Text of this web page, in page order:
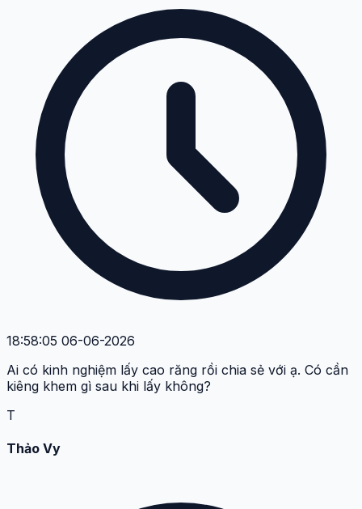
13:27:15 05-06-2026
Tốt nhất là đi lấy cao răng định kỳ đúng không mọi
người? Mình nghe nói để lâu dễ bị bệnh nướu.